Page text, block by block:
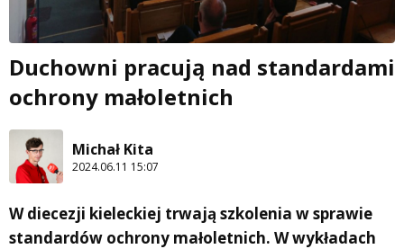
Duchowni pracują nad standardami
ochrony małoletnich
Michał Kita
2024.06.11 15:07
W diecezji kieleckiej trwają szkolenia w sprawie
standardów ochrony małoletnich. W wykładach